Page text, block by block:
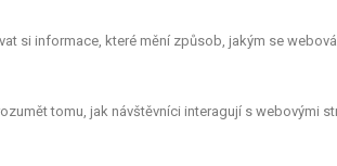
si informace, které mění způsob, jakým se
tomu, jak návštěvníci interagují s webovými